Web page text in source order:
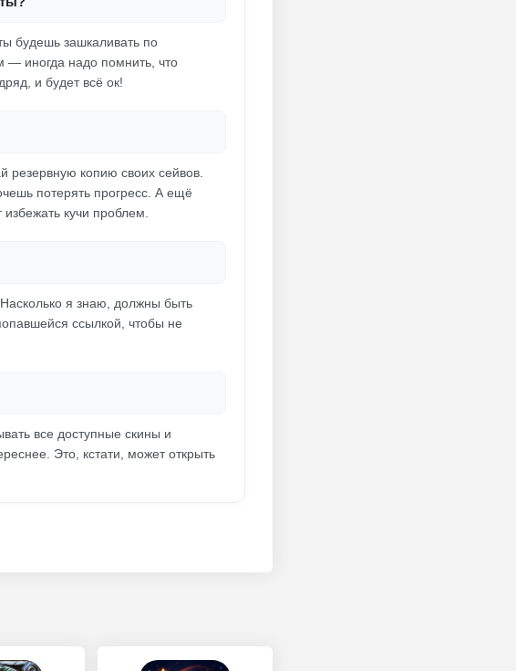
будешь зашкаливать по
— иногда надо помнить, что
и будет всё ок!
резервную копию своих сейвов.
потерять прогресс. А ещё
кучи проблем.
я знаю, должны быть
ссылкой, чтобы не
все доступные скины и
Это, кстати, может открыть